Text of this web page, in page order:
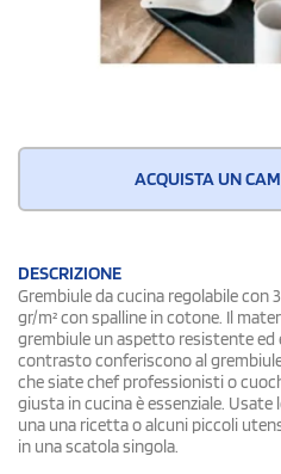
ACQUISTA UN
DESCRIZIONE
Grembiule da cucina regolabile con
gr/m² con spalline in cotone. Il
grembiule un aspetto resistente ed
contrasto conferiscono al
che siate chef professionisti o
giusta in cucina è essenziale.
una una ricetta o alcuni piccoli
in una scatola singola.